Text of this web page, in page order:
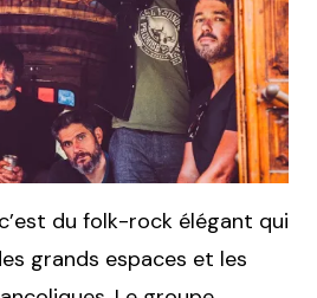
du folk-rock élégant qui
grands espaces et les